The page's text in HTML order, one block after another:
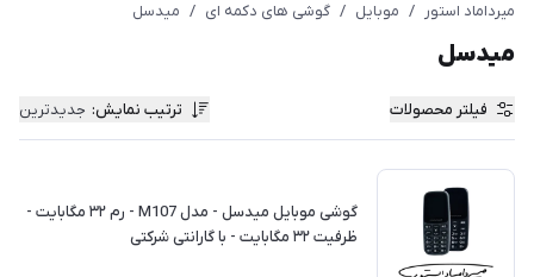
میرداماد استور / موبایل / گوشی های دکمه ای / میدسل
میدسل
فیلتر محصولات ترتیب نمایش: جدیدترین
گوشی موبايل میدسل - مدل M107 - رم ۳۲ مگابایت -
ظرفیت ۳۲ مگابایت - با گارانتی شرکتی